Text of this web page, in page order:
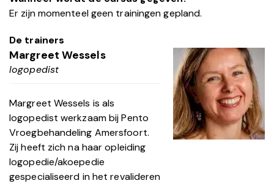
Er zijn momenteel geen trainingen gepland.
De trainers
Margreet Wessels
logopedist
Margreet Wessels is als
logopedist werkzaam bij Pento
Vroegbehandeling Amersfoort.
Zij heeft zich na haar opleiding
logopedie/akoepedie
gespecialiseerd in het revalideren